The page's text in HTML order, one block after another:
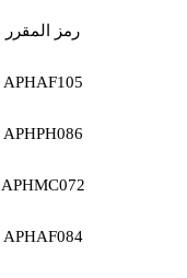
رمز المقرر
APHAF105
APHPH086
APHMC072
APHAF084